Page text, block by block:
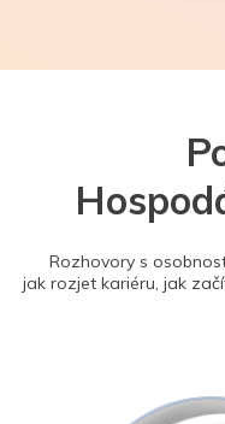
Rozhovory s
jak rozjet kariéru, jak